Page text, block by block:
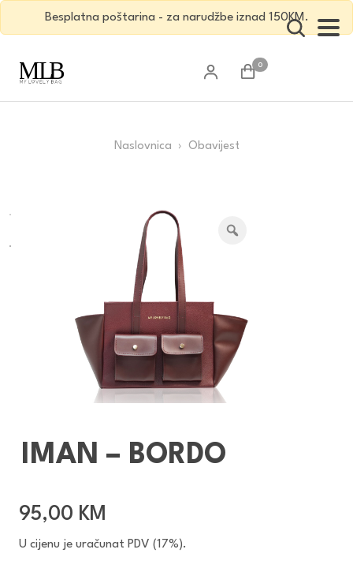
Besplatna poštarina - za narudžbe iznad 150KM.
0
Naslovnica › Obavijest
IMAN – BORDO
95,00 KM
U cijenu je uračunat PDV (17%).